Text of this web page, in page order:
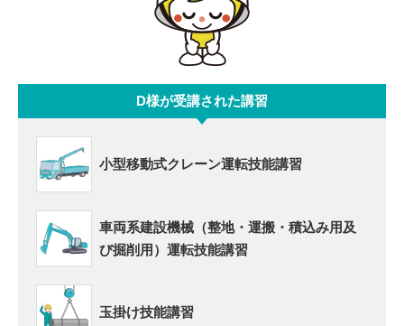
D様が受講された講習
小型移動式クレーン運転技能講習
車両系建設機械（整地・運搬・積込み用及
び掘削用）運転技能講習
玉掛け技能講習